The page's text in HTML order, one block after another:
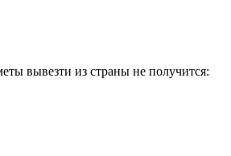
вывезти из страны не получится: